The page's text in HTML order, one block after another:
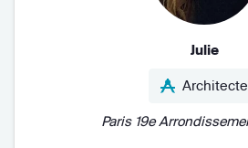
Julie
Architecte
Paris 19e